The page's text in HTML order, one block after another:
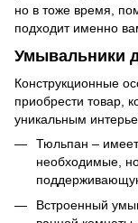
но в тоже время,
подходит именно
Умывальники
Конструкционные
приобрести товар,
уникальным
Тюльпан –
необходимые,
Встроенный